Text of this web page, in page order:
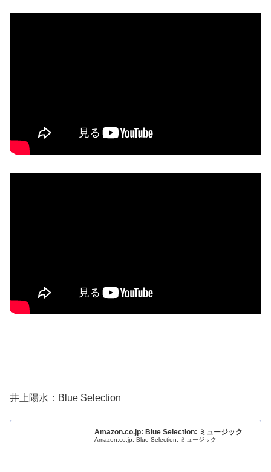
井上陽水：Blue Selection
Amazon.co.jp: Blue Selection: ミュージック
Amazon.co.jp: Blue Selection: ミュージック